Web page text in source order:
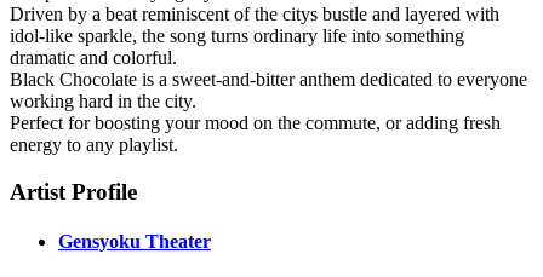
Driven by a beat reminiscent of the citys bustle and layered with
idol-like sparkle, the song turns ordinary life into something
dramatic and colorful.
Black Chocolate is a sweet-and-bitter anthem dedicated to everyone
working hard in the city.
Perfect for boosting your mood on the commute, or adding fresh
energy to any playlist.
Artist Profile
Gensyoku Theater